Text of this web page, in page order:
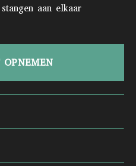
aan elkaar
OPNEMEN